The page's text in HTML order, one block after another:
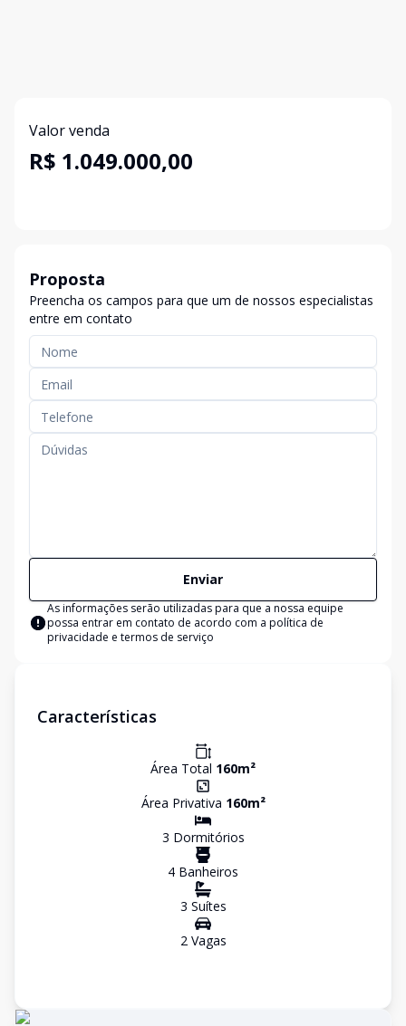
Valor venda
R$ 1.049.000,00
Proposta
Preencha os campos para que um de nossos especialistas
entre em contato
Enviar
As informações serão utilizadas para que a nossa equipe
possa entrar em contato de acordo com a política de
privacidade e termos de serviço
Características
Área Total 160m²
Área Privativa 160m²
3 Dormitórios
4 Banheiros
3 Suítes
2Vagas